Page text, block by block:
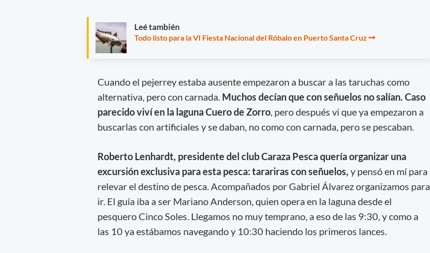
Leé también
Todo listo para la VI Fiesta Nacional del Róbalo en Puerto Santa Cruz
Cuando el pejerrey estaba ausente empezaron a buscar a las taruchas como
alternativa, pero con carnada. Muchos decían que con señuelos no salían. Caso
parecido viví en la laguna Cuero de Zorro, pero después vi que ya empezaron a
buscarlas con artificiales y se daban, no como con carnada, pero se pescaban.
Roberto Lenhardt, presidente del club Caraza Pesca quería organizar una
excursión exclusiva para esta pesca: tarariras con señuelos, y pensó en mí para
relevar el destino de pesca. Acompañados por Gabriel Álvarez organizamos para
ir. El guía iba a ser Mariano Anderson, quien opera en la laguna desde el
pesquero Cinco Soles. Llegamos no muy temprano, a eso de las 9:30, y como a
las 10 ya estábamos navegando y 10:30 haciendo los primeros lances.